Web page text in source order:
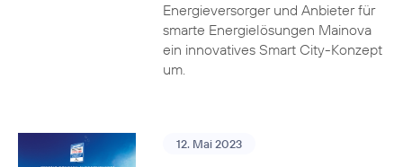
Energieversorger und Anbieter für
smarte Energielösungen Mainova
ein innovatives Smart City-Konzept
um.
12. Mai 2023